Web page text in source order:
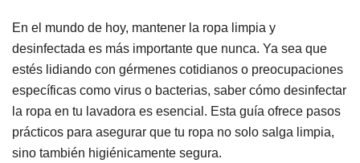
En el mundo de hoy, mantener la ropa limpia y
desinfectada es más importante que nunca. Ya sea que
estés lidiando con gérmenes cotidianos o preocupaciones
específicas como virus o bacterias, saber cómo desinfectar
la ropa en tu lavadora es esencial. Esta guía ofrece pasos
prácticos para asegurar que tu ropa no solo salga limpia,
sino también higiénicamente segura.